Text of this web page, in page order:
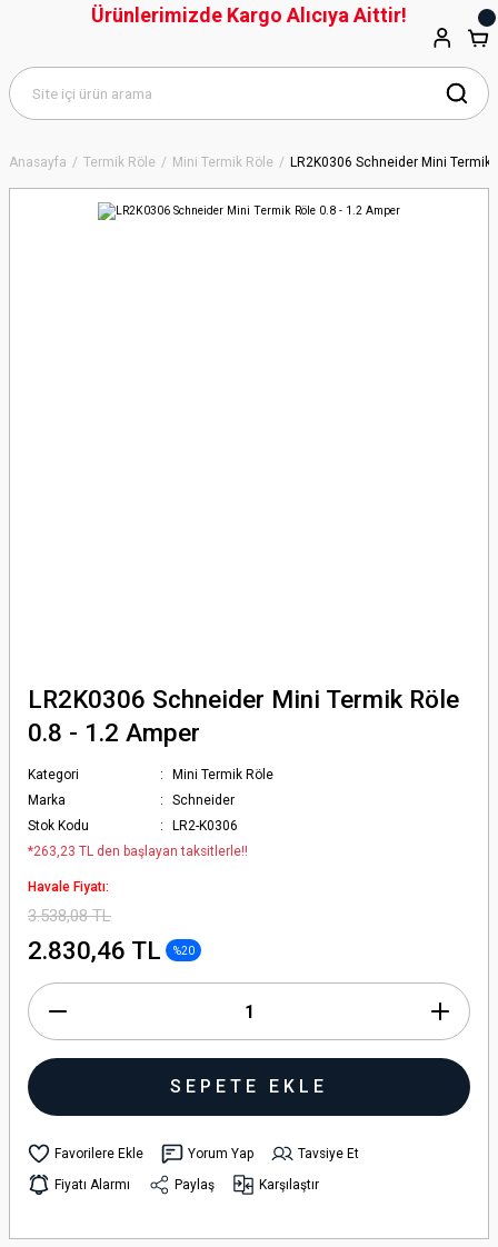
Anasayfa Termik Röle Mini Termik Röle LR2K0306 Schneider Mini Termik
LR2K0306 Schneider Mini Termik Röle
0.8 - 1.2 Amper
Kategori
Mini Termik Röle
Marka
Schneider
Stok Kodu
LR2-K0306
*263,23 TL den başlayan taksitlerle!!
Havale Fiyatı:
3.538,08 TL
2.830,46 TL %20
SEPETE EKLE
Yorum Yap
Tavsiye Et
Fiyatı Alarmı
Paylaş Karşılaştır
Ürünlerimizde Kargo Alıcıya Aittir!